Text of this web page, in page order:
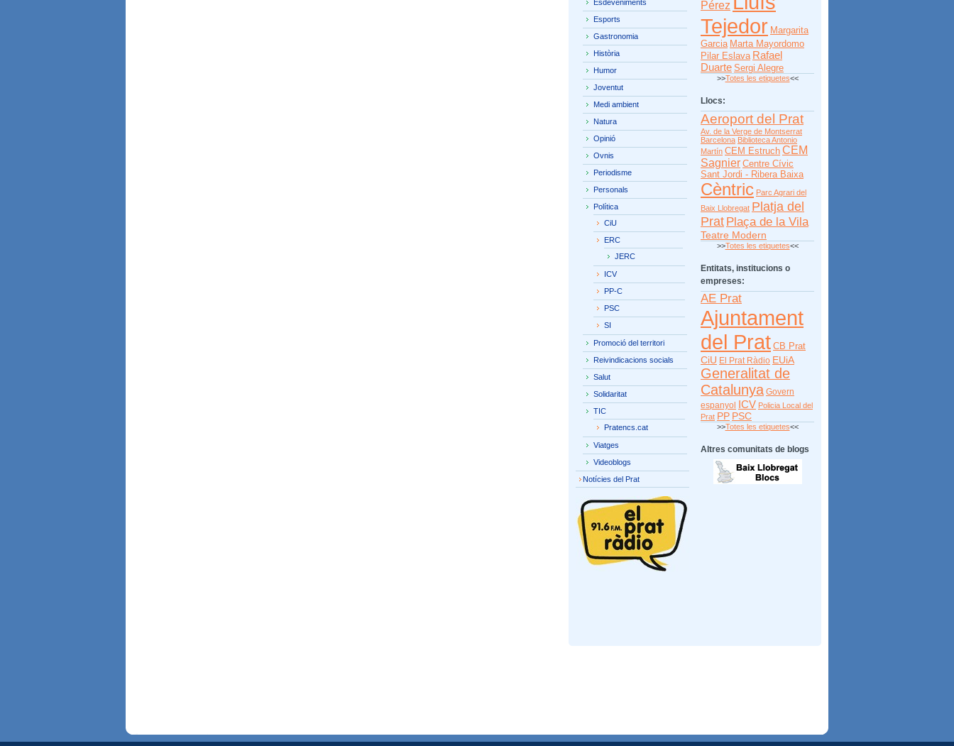
Esdeveniments
Esports
Gastronomia
Història
Humor
Joventut
Medi ambient
Natura
Opinió
Ovnis
Periodisme
Personals
Política
CiU
ERC
JERC
ICV
PP-C
PSC
SI
Promoció del territori
Reivindicacions socials
Salut
Solidaritat
TIC
Pratencs.cat
Viatges
Videoblogs
Notícies del Prat
Pérez
Tejedor Margarita
Garcia Marta Mayordomo
Pilar Eslava Rafael
Duarte Sergi Alegre
>>Totes les etiquetes<<
Llocs:
Aeroport del Prat
Av. de la Verge de Montserrat
Barcelona Biblioteca Antonio
Martín CEM Estruch CEM
Sagnier Centre Cívic
Sant Jordi - Ribera Baixa
Cèntric Parc Agrari del
Baix Llobregat Platja del
Prat Plaça de la Vila
Teatre Modern
>>Totes les etiquetes<<
Entitats, institucions o
empreses:
AE Prat
Ajuntament
del Prat CB Prat
CiU El Prat Ràdio EUiA
Generalitat de
Catalunya Govern
espanyol ICV Policia Local del
Prat PP PSC
>>Totes les etiquetes<<
Altres comunitats de blogs